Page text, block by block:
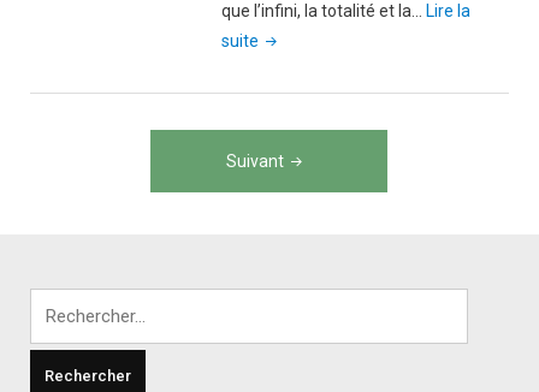
que l’infini, la totalité et la…
Lire la
suite "Absolu
Suivant